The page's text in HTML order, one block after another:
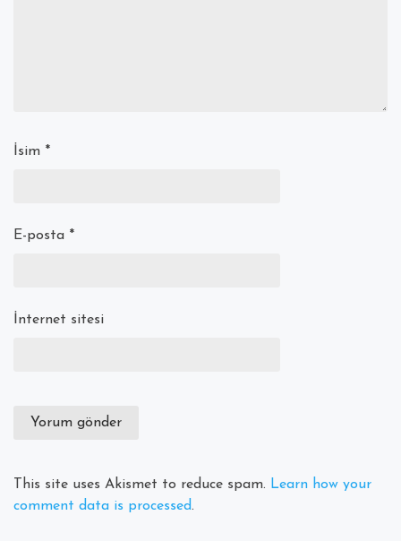
İsim *
E-posta *
İnternet sitesi
This site uses Akismet to reduce spam. Learn how your
comment data is processed.